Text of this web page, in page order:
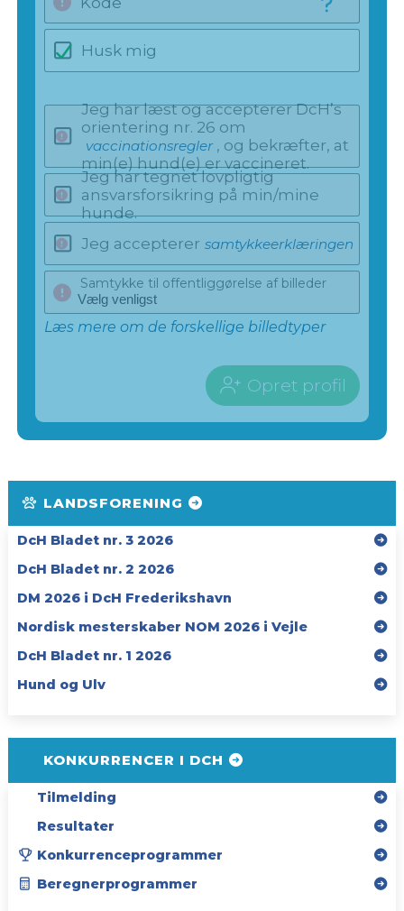
Husk mig
Jeg har læst og accepterer DcH’s
orientering nr. 26 om
vaccinationsregler, og bekræfter, at
min(e) hund(e) er vaccineret.
Jeg har tegnet lovpligtig
ansvarsforsikring på min/mine
hunde.
Jeg accepterer samtykkeerklæringen
Samtykke til offentliggørelse af billeder
Læs mere om de forskellige billedtyper
Opret profil
LANDSFORENING
DcH Bladet nr. 3 2026
DcH Bladet nr. 2 2026
DM 2026 i DcH Frederikshavn
Nordisk mesterskaber NOM 2026 i Vejle
DcH Bladet nr. 1 2026
Hund og Ulv
KONKURRENCER I DCH
Tilmelding
Resultater
Konkurrenceprogrammer
Beregnerprogrammer